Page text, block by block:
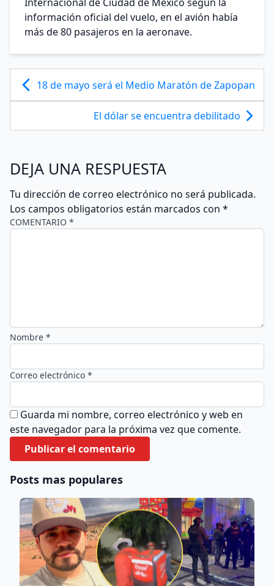
información oficial del vuelo, en el avión había
más de 80 pasajeros en la aeronave.
18 de mayo será el Medio Maratón de Zapopan
El dólar se encuentra debilitado
DEJA UNA RESPUESTA
Tu dirección de correo electrónico no será publicada.
Los campos obligatorios están marcados con *
COMENTARIO *
Nombre *
Correo electrónico *
Guarda mi nombre, correo electrónico y web en
este navegador para la próxima vez que comente.
Posts mas populares